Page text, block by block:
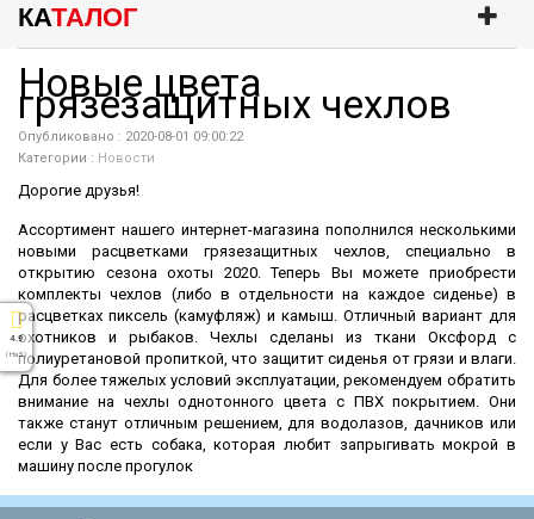
КАТАЛОГ
Новые цвета
грязезащитных чехлов
Опубликовано : 2020-08-01 09:00:22
Категории : Новости
Дорогие друзья!
Ассортимент нашего интернет-магазина пополнился несколькими
новыми расцветками грязезащитных чехлов, специально в
открытию сезона охоты 2020. Теперь Вы можете приобрести
комплекты чехлов (либо в отдельности на каждое сиденье) в
расцветках пиксель (камуфляж) и камыш. Отличный вариант для
охотников и рыбаков. Чехлы сделаны из ткани Оксфорд с
полиуретановой пропиткой, что защитит сиденья от грязи и влаги.
Для более тяжелых условий эксплуатации, рекомендуем обратить
внимание на чехлы однотонного цвета с ПВХ покрытием. Они
также станут отличным решением, для водолазов, дачников или
если у Вас есть собака, которая любит запрыгивать мокрой в
машину после прогулок
4.9
( На 5 )